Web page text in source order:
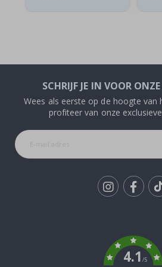
SCHRIJF JE IN VOOR
Wees als eerste op de hoogte van
profiteer van onze
4.1/5